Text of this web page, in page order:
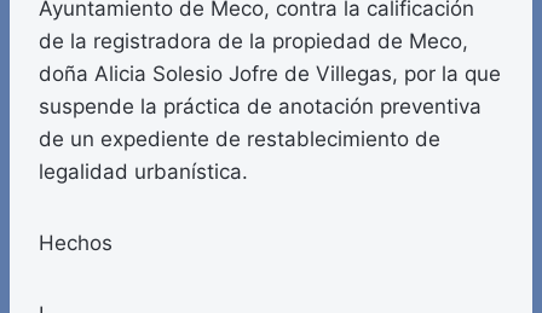
Ayuntamiento de Meco, contra la calificación
de la registradora de la propiedad de Meco,
doña Alicia Solesio Jofre de Villegas, por la que
suspende la práctica de anotación preventiva
de un expediente de restablecimiento de
legalidad urbanística.
Hechos